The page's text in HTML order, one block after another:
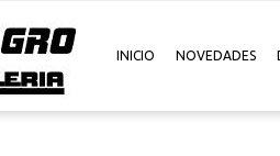
INICIO NOVEDADES